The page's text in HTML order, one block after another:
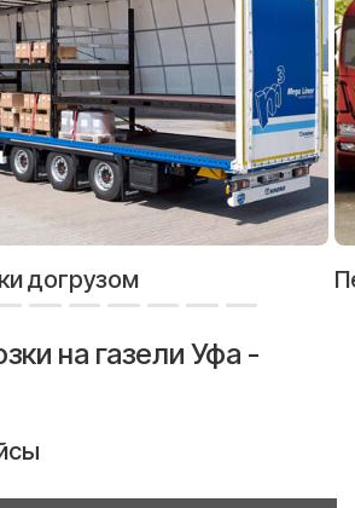
догрузом
на газели Уфа -